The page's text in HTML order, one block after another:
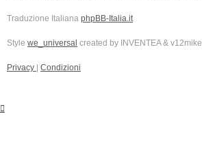
Traduzione Italiana phpBB-Italia.it
Style we_universal created by INVENTEA & v12mike
Privacy Condizioni